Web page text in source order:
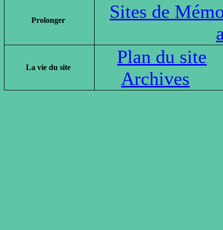
Prolonger
Sites de
La vie du site
Plan du site
Archives